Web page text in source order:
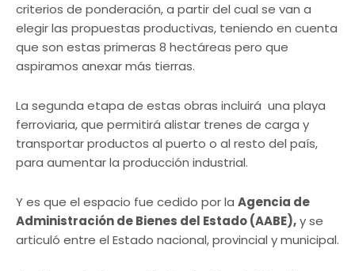
criterios de ponderación, a partir del cual se van a
elegir las propuestas productivas, teniendo en cuenta
que son estas primeras 8 hectáreas pero que
aspiramos anexar más tierras.
La segunda etapa de estas obras incluirá una playa
ferroviaria, que permitirá alistar trenes de carga y
transportar productos al puerto o al resto del país,
para aumentar la producción industrial.
Y es que el espacio fue cedido por la Agencia de
Administración de Bienes del Estado (AABE),y se
articuló entre el Estado nacional, provincial y municipal.